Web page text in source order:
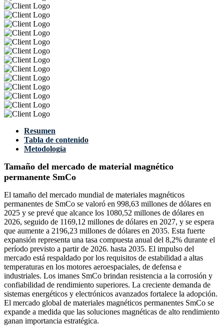
Resumen
Tabla de contenido
Metodología
Tamaño del mercado de material magnético
permanente SmCo
El tamaño del mercado mundial de materiales magnéticos
permanentes de SmCo se valoró en 998,63 millones de dólares en
2025 y se prevé que alcance los 1080,52 millones de dólares en
2026, seguido de 1169,12 millones de dólares en 2027, y se espera
que aumente a 2196,23 millones de dólares en 2035. Esta fuerte
expansión representa una tasa compuesta anual del 8,2% durante el
período previsto a partir de 2026. hasta 2035. El impulso del
mercado está respaldado por los requisitos de estabilidad a altas
temperaturas en los motores aeroespaciales, de defensa e
industriales. Los imanes SmCo brindan resistencia a la corrosión y
confiabilidad de rendimiento superiores. La creciente demanda de
sistemas energéticos y electrónicos avanzados fortalece la adopción.
El mercado global de materiales magnéticos permanentes SmCo se
expande a medida que las soluciones magnéticas de alto rendimiento
ganan importancia estratégica.